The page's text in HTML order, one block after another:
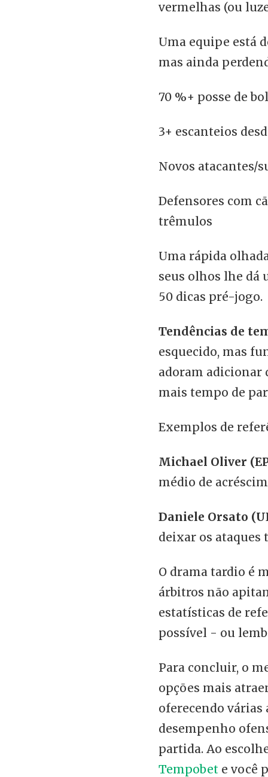
vermelhas (ou
Uma equipe está
mas ainda
70 %+ posse de
3+ escanteios
Novos atacantes/
Defensores com
trêmulos
Uma rápida
seus olhos lhe dá
50 dicas pré-jogo.
Tendências de
esquecido, mas
adoram adicionar
mais tempo de
Exemplos de
Michael Oliver
médio de
Daniele Orsato
deixar os
O drama tardio é
árbitros não
estatísticas de
possível - ou
Para concluir, o
opções mais
oferecendo
desempenho
partida. Ao
Tempobet e você